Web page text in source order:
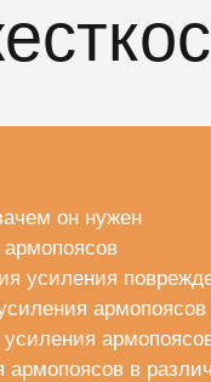
он нужен
усиления
армопоясов
в